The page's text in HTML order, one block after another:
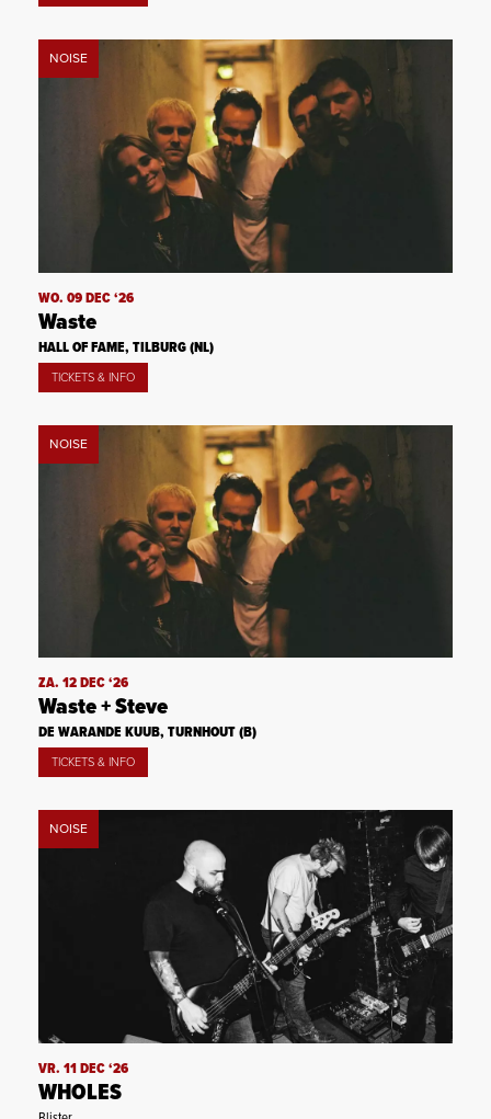
NOISE
WO. 09 DEC ‘26
Waste
HALL OF FAME, TILBURG (NL)
TICKETS & INFO
NOISE
ZA. 12 DEC ‘26
Waste + Steve
DE WARANDE KUUB, TURNHOUT (B)
TICKETS & INFO
NOISE
VR. 11 DEC ‘26
WHOLES